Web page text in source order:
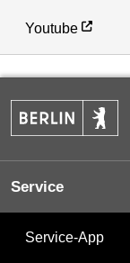
Youtube
Service
Service-App